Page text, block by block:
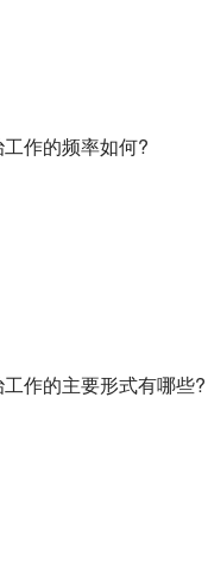
作的频率如何?
作的主要形式有哪些?